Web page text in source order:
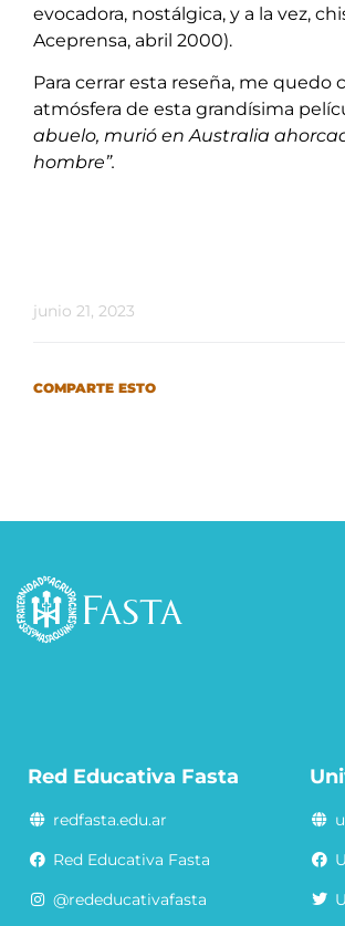
evocadora, nostálgica, y a la vez,
Aceprensa, abril 2000).
Para cerrar esta reseña, me
atmósfera de esta grandísima
abuelo, murió en Australia
hombre”.
junio 21, 2023
COMPARTE ESTO
Red Educativa Fasta
redfasta.edu.ar
Red Educativa Fasta
@rededucativafasta